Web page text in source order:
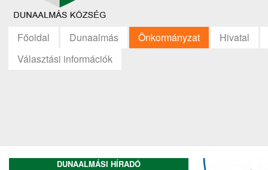
Főoldal Dunaalmás Önkormányzat
Hivatal
Választási információk
DUNAALMÁSI HÍRADÓ